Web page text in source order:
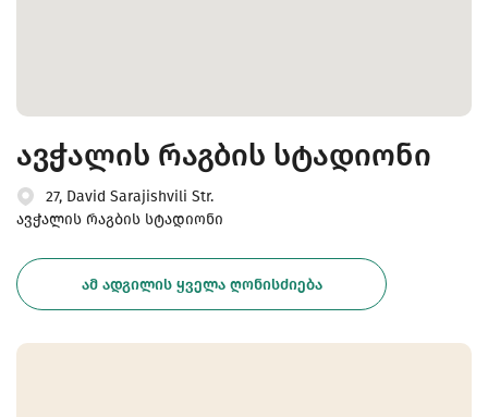
ავჭალის რაგბის სტადიონი
27, David Sarajishvili Str.
ავჭალის რაგბის სტადიონი
ᲐᲛ ᲐᲓᲒᲘᲚᲘᲡ ᲧᲕᲔᲚᲐ ᲦᲝᲜᲘᲡᲫᲘᲔᲑᲐ